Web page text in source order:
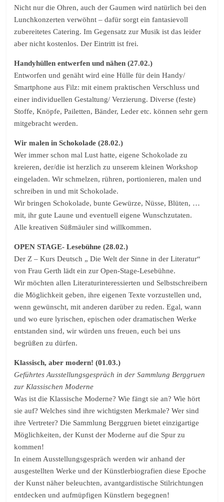
Nicht nur die Ohren, auch der Gaumen wird natürlich bei den
Lunchkonzerten verwöhnt – dafür sorgt ein fantasievoll
zubereitetes Catering. Im Gegensatz zur Musik ist das leider
aber nicht kostenlos. Der Eintritt ist frei.
Handyhüllen entwerfen und nähen (27.02.)
Entworfen und genäht wird eine Hülle für dein Handy/
Smartphone aus Filz: mit einem praktischen Verschluss und
einer individuellen Gestaltung/ Verzierung. Diverse (feste)
Stoffe, Knöpfe, Pailetten, Bänder, Leder etc. können sehr gern
mitgebracht werden.
Wir malen in Schokolade (28.02.)
Wer immer schon mal Lust hatte, eigene Schokolade zu
kreieren, der/die ist herzlich zu unserem kleinen Workshop
eingeladen. Wir schmelzen, rühren, portionieren, malen und
schreiben in und mit Schokolade.
Wir bringen Schokolade, bunte Gewürze, Nüsse, Blüten, …
mit, ihr gute Laune und eventuell eigene Wunschzutaten.
Alle kreativen Süßmäuler sind willkommen.
OPEN STAGE- Lesebühne (28.02.)
Der Z – Kurs Deutsch „ Die Welt der Sinne in der Literatur“
von Frau Gerth lädt ein zur Open-Stage-Lesebühne.
Wir möchten allen Literaturinteressierten und Selbstschreibern
die Möglichkeit geben, ihre eigenen Texte vorzustellen und,
wenn gewünscht, mit anderen darüber zu reden. Egal, wann
und wo eure lyrischen, epischen oder dramatischen Werke
entstanden sind, wir würden uns freuen, euch bei uns
begrüßen zu dürfen.
Klassisch, aber modern! (01.03.)
Geführtes Ausstellungsgespräch in der Sammlung Berggruen
zur Klassischen Moderne
Was ist die Klassische Moderne? Wie fängt sie an? Wie hört
sie auf? Welches sind ihre wichtigsten Merkmale? Wer sind
ihre Vertreter? Die Sammlung Berggruen bietet einzigartige
Möglichkeiten, der Kunst der Moderne auf die Spur zu
kommen!
In einem Ausstellungsgespräch werden wir anhand der
ausgestellten Werke und der Künstlerbiografien diese Epoche
der Kunst näher beleuchten, avantgardistische Stilrichtungen
entdecken und aufmüpfigen Künstlern begegnen!